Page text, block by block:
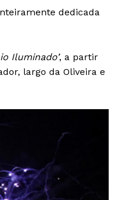
dedicada
Iluminado’, a partir
largo da Oliveira e